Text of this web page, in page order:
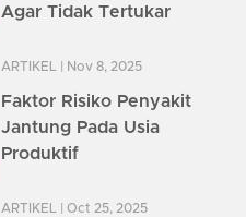
Agar Tidak Tertukar
ARTIKEL | Nov 8, 2025
Faktor Risiko Penyakit
Jantung Pada Usia
Produktif
ARTIKEL | Oct 25, 2025